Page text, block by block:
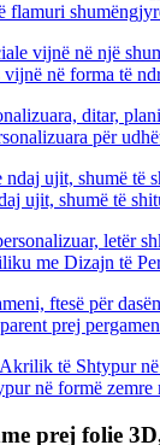
flamuri
në forma të
për
ujit, shumë të
me Dizajn të
prej
në formë
prej folie